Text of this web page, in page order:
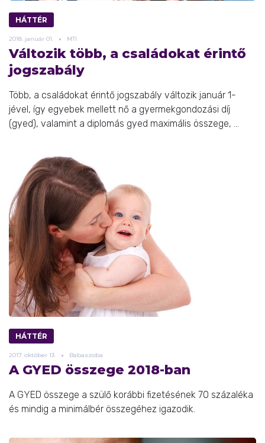
HÁTTÉR
2018. január 01. MTI
Változik több, a családokat érintő
jogszabály
Több, a családokat érintő jogszabály változik január 1-
jével, így egyebek mellett nő a gyermekgondozási díj
(gyed), valamint a diplomás gyed maximális összege, ...
HÁTTÉR
2017. október 13. Babaszoba
A GYED összege 2018-ban
A GYED összege a szülő korábbi fizetésének 70 százaléka
és mindig a minimálbér összegéhez igazodik.